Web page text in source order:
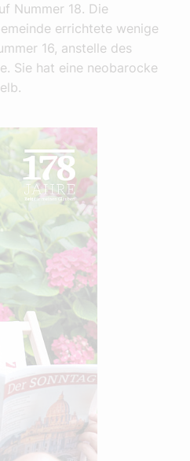
Nummer 18. Die
errichtete wenige
16, anstelle des
Sie hat eine neobarocke